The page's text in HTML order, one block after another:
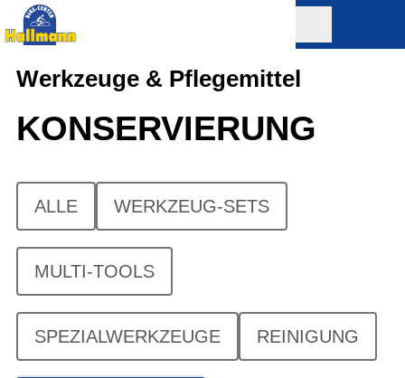
Werkzeuge & Pflegemittel
KONSERVIERUNG
ALLE WERKZEUG-SETS
MULTI-TOOLS
SPEZIALWERKZEUGE REINIGUNG